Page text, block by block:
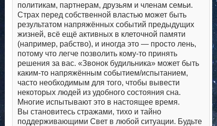
политикам, партнерам, друзьям и членам семьи.
Страх перед собственной властью может быть
результатом напряжённых событий предыдущих
жизней, всё ещё активных в клеточной памяти
(например, рабство), и иногда это — просто лень,
потому что легче позволить кому-то принять
решения за вас. «Звонок будильника» может быть
каким-то напряжённым событием/испытанием,
часто необходимым для того, чтобы вывести
некоторых людей из удобного состояния сна.
Многие испытывают это в настоящее время.
Вы становитесь стражами, тихо и тайно
поддерживающими Свет в любой ситуации. Будьте